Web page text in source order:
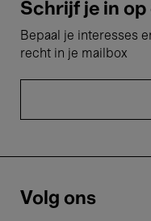
Schrijf je in
Bepaal je interesses
recht in je mailbox
Volg ons